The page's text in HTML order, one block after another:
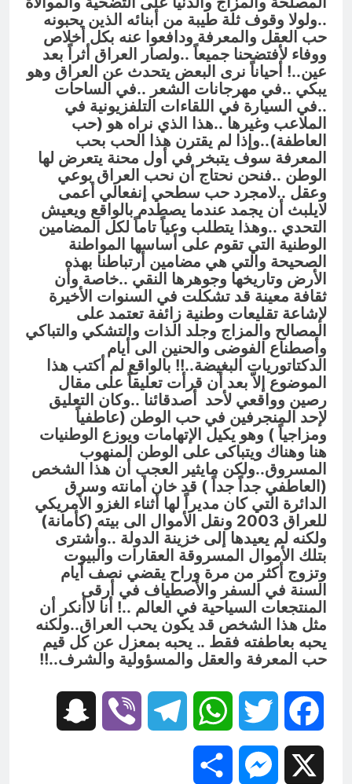
..ولولا وقوف ثلة طيبة من أبنائه الذين يحبونه
حب العقل والمعرفة ودافعوا عنه بكل أخلاص
ووفاء لأفتضحنا جميعاً ..ولصار العراق أثراً بعد
عين..! أحياناً نرى البعض يتحدث عن العراق وهو
يبكي ..في مهرجانات الشعر ..في الساحات
..في السيارة في اللقاءات التلفزيونية في
الملاعب وغيرها ..هذا الذي نراه هو (حب
العاطفة)..وإذا لم يقترن هذا الحب بحب
المعرفة سوف يتبخر في أول محنة يتعرض لها
الوطن ..فنحن نحتاج أن نحب العراق بوعي
وعقل ..لامجرد حب سطحي إنفعالي أعمى
لايلبث أن يجمد عندما يصطدم بالواقع ويعيش
التحدي ..وهذا يتطلب وعياً تاماً لكل المضامين
الوطنية التي تقوم على أساسها المواطنة
الصحيحة والتي هي مضامين أرتباطنا بهذه
الأرض وتاريخها وجوهرها النقي ..خاصة وأن
ثقافة معينة قد تشكلت في السنوات الأخيرة
لإشاعة تقليعات وطنية زائفة تعتمد على
المصالح والمزاج وجلد الذات والتشكي والتباكي
وأصطناع الفوضى والحنين الى أيام
الدكتاتوريات البغيضة..!! بالواقع لم أكتب هذا
الموضوع إلاّ بعد أن قرأت تعليقاً على مقال
رصين وواقعي لأحد أصدقائنا ..وكان التعليق
لإحد المنجرفين في حب الوطن (عاطفياً
ومزاجياً ) وهو يكيل الإتهامات ويوزع الوطنيات
هنا وهناك ويتباكى على الوطن المنهوب
المسروق..ولكن مايثير العجب أن هذا الشخص
(العاطفي جداً جداً ) قد خان أمانته وسرق
الدائرة التي كان مديراً لها أثناء الغزو الأمريكي
للعراق 2003 ونقل الأموال الى بيته (كأمانة)
ولكنه لم يعيدها إلى خزينة الدولة ..وأشترى
بتلك الأموال المسروقة العقارات والبيوت
وتزوج أكثر من مرة وراح يقضي نصف أيام
السنة في السفر والأصطياف في أرقى
المنتجعات السياحية في العالم ..! أنا لاأنكر أن
مثل هذا الشخص قد يكون يحب العراق..ولكنه
يحبه بعاطفته فقط .. يحبه بمعزل عن كل قيم
حب المعرفة والعقل والمسؤولية والشرف..!!
Facebook
Twitter
WhatsApp
Telegram
Viber
Messenger